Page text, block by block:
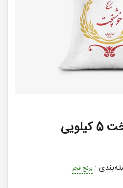
: برنج فجر